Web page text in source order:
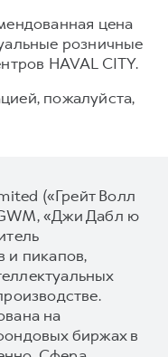
цена
розничные
HAVAL CITY.
пожалуйста,
(«Грейт Волл
«Джи Дабл ю
и пикапов,
на
биржах в